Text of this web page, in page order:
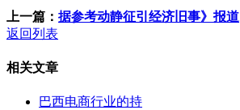
上一篇： 据参考动静征引经济旧事》报道
返回列表
相关文章
巴西电商行业的持